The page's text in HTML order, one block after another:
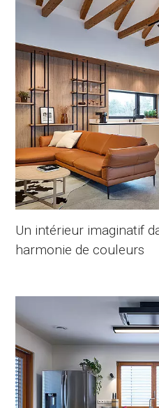
Un intérieur imaginatif
harmonie de couleurs